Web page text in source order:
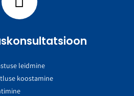
leidmine
koostamine